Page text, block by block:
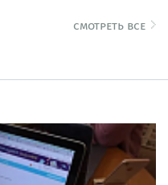
смотреть все